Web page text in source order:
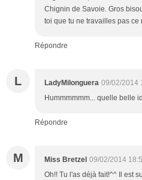
Chignin de Savoie. Gros
toi que tu ne travailles pas ce
Répondre
L LadyMilonguera 09/02/2014
Hummmmmm... quelle belle
Répondre
M Miss Bretzel 09/02/2014
Oh!! Tu l'as déjà fait!^^ Il est